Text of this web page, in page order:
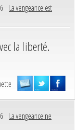
| La vengeance est
la liberté.
| La vengeance ne